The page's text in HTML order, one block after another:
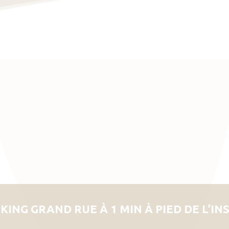
GRAND RUE À 1 MIN À PIED DE